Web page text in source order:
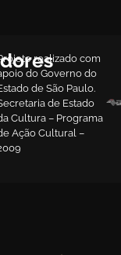
realizado com
do Governo do
de São Paulo.
de Estado
Cultura – Programa
Ação Cultural –